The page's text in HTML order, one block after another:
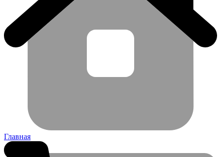
Главная